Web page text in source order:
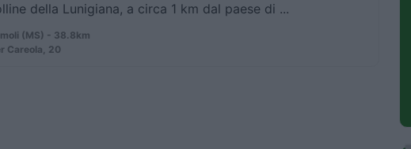
della Lunigiana, a circa 1 km dal paese di ...
(MS) - 38.8km
Careola, 20